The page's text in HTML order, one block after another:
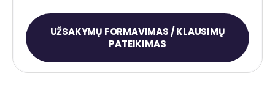
UŽSAKYMŲ FORMAVIMAS / KLAUSIMŲ
PATEIKIMAS